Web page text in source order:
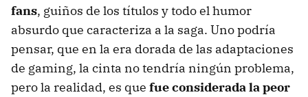
fans, guiños de los títulos y todo el humor
absurdo que caracteriza a la saga. Uno podría
pensar, que en la era dorada de las adaptaciones
de gaming, la cinta no tendría ningún problema,
pero la realidad, es que fue considerada la peor